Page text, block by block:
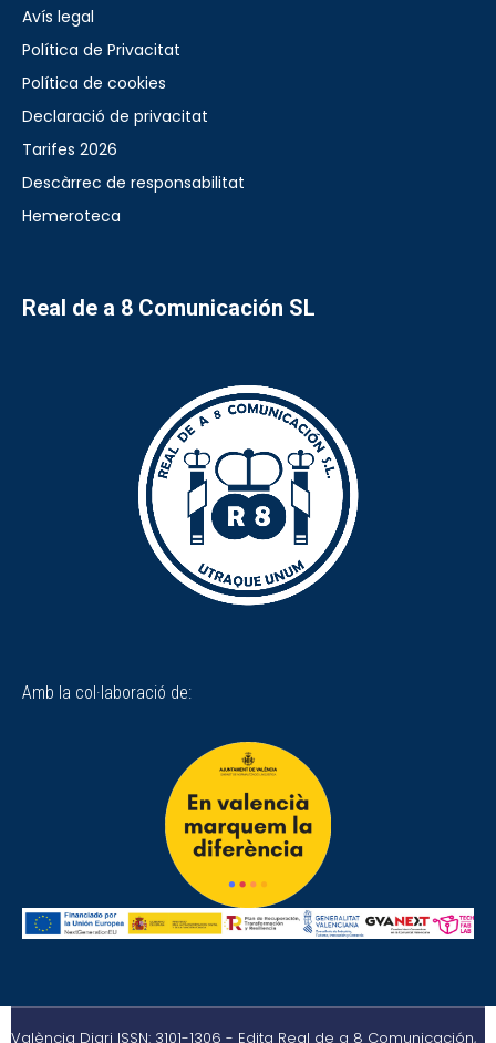
Avís legal
Política de Privacitat
Política de cookies
Declaració de privacitat
Tarifes 2026
Descàrrec de responsabilitat
Hemeroteca
Real de a 8 Comunicación SL
Amb la col·laboració de:
València Diari ISSN: 3101-1306 - Edita Real de a 8 Comunicación,